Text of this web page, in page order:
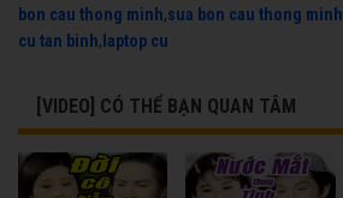
bon cau thong minh,sua bon cau thong minh
cu tan binh, laptop cu
[VIDEO] CÓ THỂ BẠN QUAN TÂM